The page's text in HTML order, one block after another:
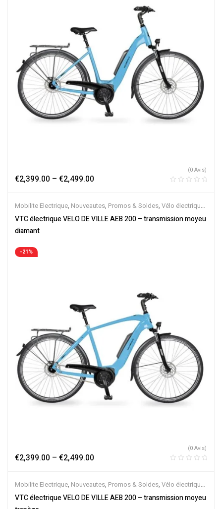
€2,399.00 – €2,499.00
(0 Avis)
Mobilite Electrique, Nouveautes, Promos & Soldes, Vélo électrique
ville,Velos Electriques,VTC Electrique
VTC électrique VELO DE VILLE AEB 200 – transmission moyeu
diamant
-21%
€2,399.00 – €2,499.00
(0 Avis)
Mobilite Electrique, Nouveautes, Promos & Soldes, Vélo électrique
ville,Velos Electriques,VTC Electrique
VTC électrique VELO DE VILLE AEB 200 – transmission moyeu